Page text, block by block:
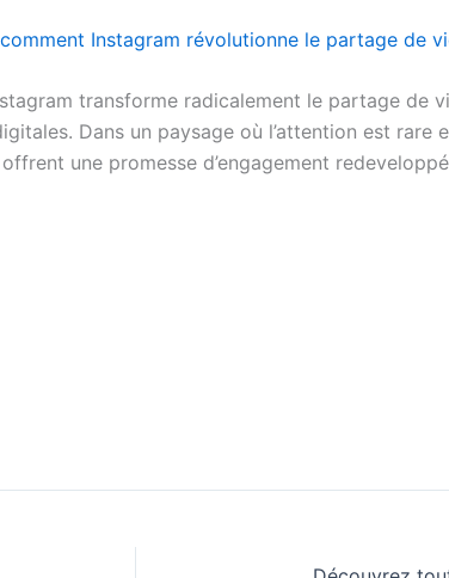
Instagram révolutionne le partage de
transforme radicalement le partage de
Dans un paysage où l’attention est
une promesse d’engagement